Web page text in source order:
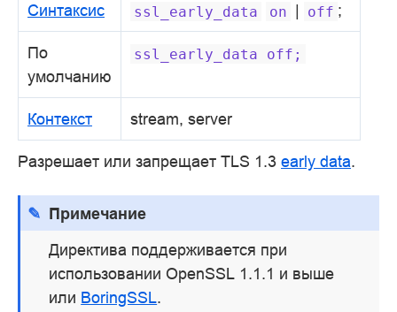
Синтаксис ssl_early_data on | off ;
По
умолчанию
ssl_early_data off;
Контекст stream, server
Разрешает или запрещает TLS 1.3 early data.
Примечание
Директива поддерживается при
использовании OpenSSL 1.1.1 и выше
или BoringSSL.